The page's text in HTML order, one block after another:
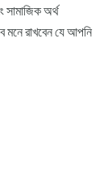
সামাজিক অর্থ
রাখবেন যে আপনি